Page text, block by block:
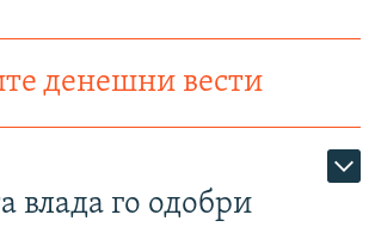
денешни вести
влада го одобри